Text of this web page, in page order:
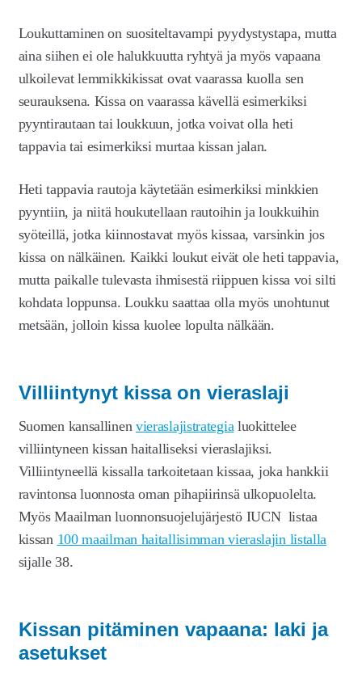
Loukuttaminen on suositeltavampi pyydystystapa, mutta
aina siihen ei ole halukkuutta ryhtyä ja myös vapaana
ulkoilevat lemmikkikissat ovat vaarassa kuolla sen
seurauksena. Kissa on vaarassa kävellä esimerkiksi
pyyntirautaan tai loukkuun, jotka voivat olla heti
tappavia tai esimerkiksi murtaa kissan jalan.
Heti tappavia rautoja käytetään esimerkiksi minkkien
pyyntiin, ja niitä houkutellaan rautoihin ja loukkuihin
syöteillä, jotka kiinnostavat myös kissaa, varsinkin jos
kissa on nälkäinen. Kaikki loukut eivät ole heti tappavia,
mutta paikalle tulevasta ihmisestä riippuen kissa voi silti
kohdata loppunsa. Loukku saattaa olla myös unohtunut
metsään, jolloin kissa kuolee lopulta nälkään.
Villiintynyt kissa on vieraslaji
Suomen kansallinen vieraslajistrategia luokittelee
villiintyneen kissan haitalliseksi vieraslajiksi.
Villiintyneellä kissalla tarkoitetaan kissaa, joka hankkii
ravintonsa luonnosta oman pihapiirinsä ulkopuolelta.
Myös Maailman luonnonsuojelujärjestö IUCN listaa
kissan 100 maailman haitallisimman vieraslajin listalla
sijalle 38.
Kissan pitäminen vapaana: laki ja
asetukset